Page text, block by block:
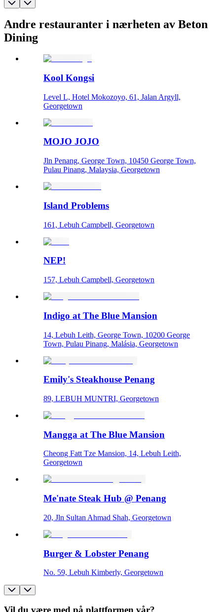
Andre restauranter i nærheten av Beton
Dining
Kool Kongsi
Level L, Hotel Mokozoyo, 61, Jalan Argyll,
Georgetown
MOJO JOJO
Jln Penang, George Town, 10450 George Town,
Pulau Pinang, Malaysia, Georgetown
Island Problems
161, Lebuh Campbell, Georgetown
NEP!
157, Lebuh Campbell, Georgetown
Indigo at The Blue Mansion
14, Lebuh Leith, George Town, 10200 George
Town, Pulau Pinang, Malásia, Georgetown
Emily's Steakhouse Penang
89, LEBUH MUNTRI, Georgetown
Mangga at The Blue Mansion
Cheong Fatt Tze Mansion, 14, Lebuh Leith,
Georgetown
Me'nate Steak Hub @ Penang
20, Jln Sultan Ahmad Shah, Georgetown
Burger & Lobster Penang
No. 59, Lebuh Kimberly, Georgetown
Vil du være med på plattformen vår?